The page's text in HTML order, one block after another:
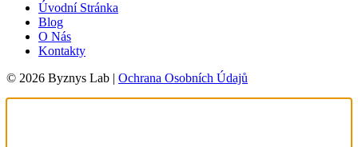
Úvodní Stránka
Blog
O Nás
Kontakty
© 2026 Byznys Lab | Ochrana Osobních Údajů